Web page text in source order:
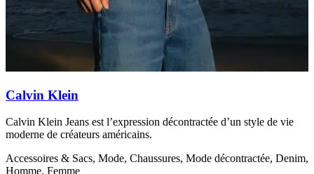
Calvin Klein
Calvin Klein Jeans est l’expression décontractée d’un style de vie
moderne de créateurs américains.
Accessoires & Sacs, Mode, Chaussures, Mode décontractée, Denim,
Homme, Femme